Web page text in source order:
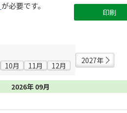
が必要です。
印刷
10月 11月 12月
2027年
2026年 09月